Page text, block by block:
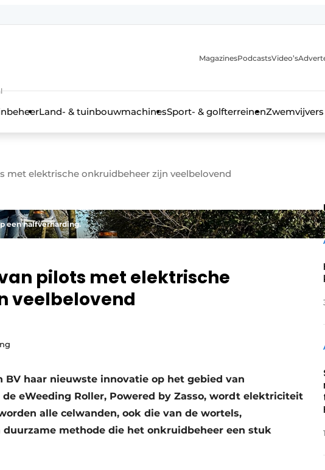
tuin- en groenprofessional
MagazinesPodcastsVideo’s
Land- & tuinbouwmachinesSport- & golfterreinen
met elektrische onkruidbeheer zijn veelbelovend
een halfverharding.
pilots met elektrische
veelbelovend
BV haar nieuwste innovatie op het gebied van
eWeeding Roller, Powered by Zasso, wordt elektriciteit
alle celwanden, ook die van de wortels,
duurzame methode die het onkruidbeheer een stuk